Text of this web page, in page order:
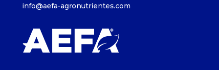
info@aefa-agronutrientes.com